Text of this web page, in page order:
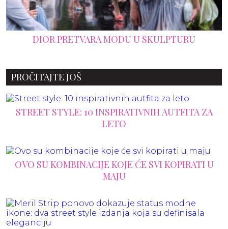
PROČITAJTE JOŠ
STREET STYLE: 10 INSPIRATIVNIH AUTFITA ZA
LETO
OVO SU KOMBINACIJE KOJE ĆE SVI KOPIRATI U
MAJU